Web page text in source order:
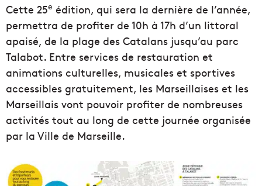
Cette 25e édition, qui sera la dernière de l’année,
permettra de profiter de 10h à 17h d’un littoral
apaisé, de la plage des Catalans jusqu’au parc
Talabot. Entre services de restauration et
animations culturelles, musicales et sportives
accessibles gratuitement, les Marseillaises et les
Marseillais vont pouvoir profiter de nombreuses
activités tout au long de cette journée organisée
par la Ville de Marseille.